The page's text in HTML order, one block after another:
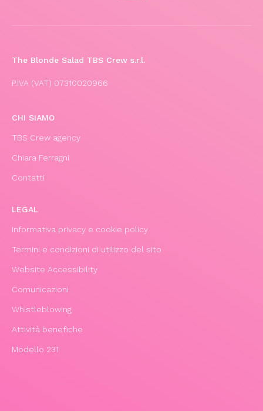
The Blonde Salad TBS Crew s.r.l.
P.IVA (VAT) 07310020966
CHI SIAMO
TBS Crew agency
Chiara Ferragni
Contatti
LEGAL
Informativa privacy e cookie policy
Termini e condizioni di utilizzo del sito
Website Accessibility
Comunicazioni
Whistleblowing
Attività benefiche
Modello 231